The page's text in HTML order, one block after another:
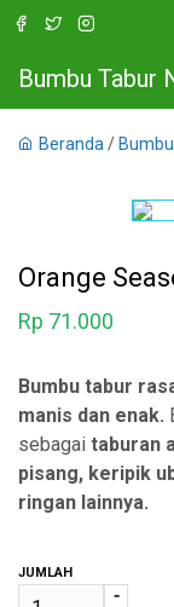
Bumbu Tabur
Beranda /
Orange
Rp 71.000
Bumbu tabur
manis dan enak.
sebagai taburan
pisang, keripik
ringan lainnya.
JUMLAH
-